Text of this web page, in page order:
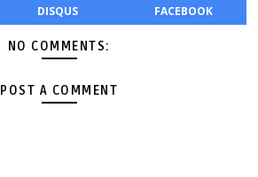
DISQUS FACEBOOK
NO COMMENTS:
POST A COMMENT